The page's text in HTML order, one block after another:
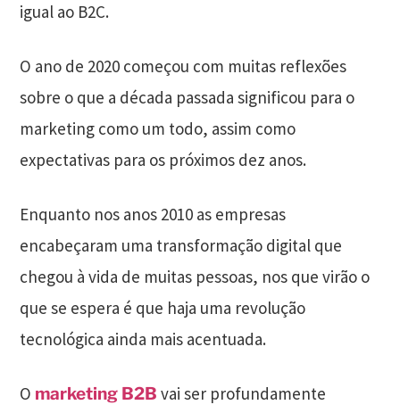
igual ao B2C.
O ano de 2020 começou com muitas reflexões
sobre o que a década passada significou para o
marketing como um todo, assim como
expectativas para os próximos dez anos.
Enquanto nos anos 2010 as empresas
encabeçaram uma transformação digital que
chegou à vida de muitas pessoas, nos que virão o
que se espera é que haja uma revolução
tecnológica ainda mais acentuada.
O marketing B2B vai ser profundamente